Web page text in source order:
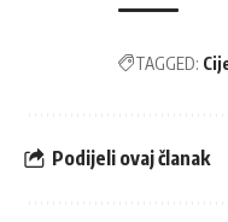
TAGGED:
Podijeli ovaj članak